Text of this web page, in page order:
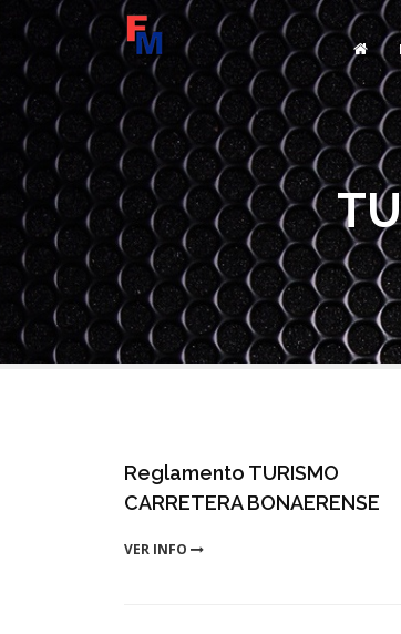
Reglamento TURISMO
CARRETERA BONAERENSE
VER INFO